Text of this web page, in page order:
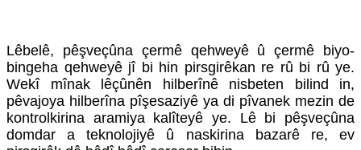
Lêbelê, pêşveçûna çermê qehweyê û çermê biyo-
bingeha qehweyê jî bi hin pirsgirêkan re rû bi rû ye.
Wekî mînak lêçûnên hilberînê nisbeten bilind in,
pêvajoya hilberîna pîşesaziyê ya di pîvanek mezin de
kontrolkirina aramiya kalîteyê ye. Lê bi pêşveçûna
domdar a teknolojiyê û naskirina bazarê re, ev